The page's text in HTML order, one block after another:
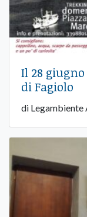
Il 28
di Fagiolo
di Legambiente